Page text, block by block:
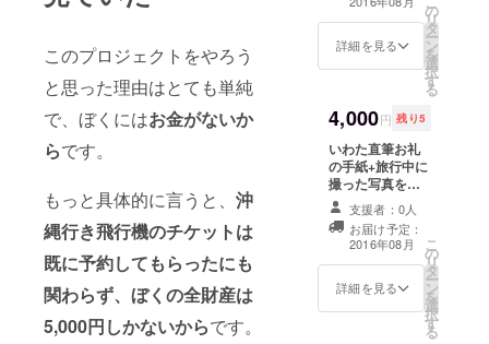
このプロジェクトをやろう
と思った理由はとても単純
で、ぼくにはお金がないか
らです。
もっと具体的に言うと、 沖
縄行き飛行機のチケットは
既に予約してもらったにも
関わらず、ぼくの全財産は
5,000円しかないからです。
ビス1時間(元ブ
ランド古着屋バ
イヤーのいわた
たの買い物に同
行します)※都内
以外の場合は別
途要交通費(必要
な場合は宿泊費
も)で全国どこへ
でも行きます 買
い物同行サービ
スの詳細はこち
→http://www.iw
ata09.com/entr
詳細を見る
の
リ
タ
ー
ン
を
選
択
す
る
4,000円 残り5
いわた直筆お礼
の手紙+旅行中に
撮った写真を現
像して同封しま
す+月間10万PV
のブログを運営
するいわたがあ
なたのブログを
コンサル＆相談
に乗ります※都内
支援者：0人
お届け予定：
2016年08月
詳細を見る
こ
の
リ
タ
ー
ン
を
選
択
す
る